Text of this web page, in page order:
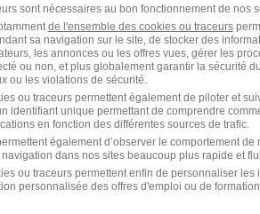
sont nécessaires au bon fonctionnement de nos
de l'ensemble des cookies ou traceurs
sa navigation sur le site, de stocker des
les annonces ou les offres vues, gérer les
ou non, et plus globalement garantir la sécurité
ou les violations de sécurité.
ou traceurs permettent également de piloter et
identifiant unique permettant de comprendre
en fonction des différentes sources de trafic.
également d’observer le comportement
dans nos sites beaucoup plus rapide et
ou traceurs permettent enfin de personnaliser
personnalisée des offres d'emploi ou de